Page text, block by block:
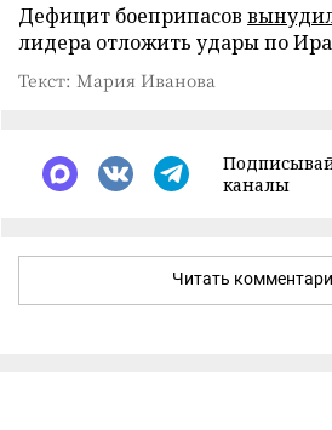
Дефицит боеприпасов
лидера отложить удары по
Текст: Мария Иванова
каналы
Читать